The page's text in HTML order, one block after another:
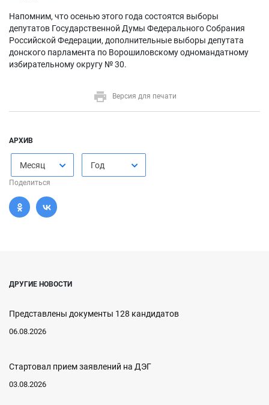
Напомним, что осенью этого года состоятся выборы
депутатов Государственной Думы Федерального Собрания
Российской Федерации, дополнительные выборы депутата
донского парламента по Ворошиловскому одномандатному
избирательному округу № 30.
Версия для печати
АРХИВ
Месяц Год
Поделиться
ДРУГИЕ НОВОСТИ
Представлены документы 128 кандидатов
06.08.2026
Стартовал прием заявлений на ДЭГ
03.08.2026